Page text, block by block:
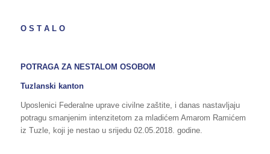
O S T A L O
POTRAGA ZA NESTALOM OSOBOM
Tuzlanski kanton
Uposlenici Federalne uprave civilne zaštite, i danas nastavljaju
potragu smanjenim intenzitetom za mladićem Amarom Ramićem
iz Tuzle, koji je nestao u srijedu 02.05.2018. godine.